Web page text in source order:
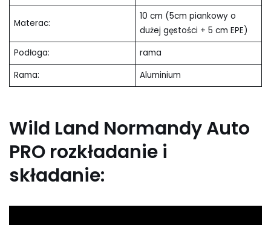
Materac:
10 cm (5cm piankowy o
dużej gęstości + 5 cm EPE)
Podłoga:
rama
Rama:
Aluminium
Wild Land Normandy Auto
PRO rozkładanie i
składanie: